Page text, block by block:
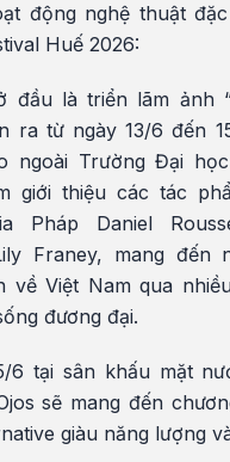
động nghệ thuật
Huế 2026:
đầu là triển lãm ảnh
ra từ ngày 13/6 đến
ngoài Trường Đại
giới thiệu các tác
Pháp Daniel
Franey, mang đến
về Việt Nam qua
đương đại.
6 tại sân khấu mặt
sẽ mang đến
giàu năng lượng